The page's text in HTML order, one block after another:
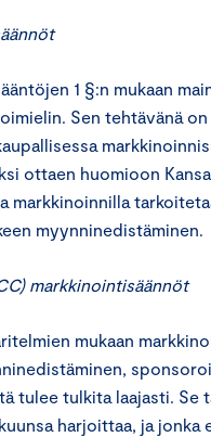
1 §:n mukaan
Sen tehtävänä
ottaen huomioon
markkinoinnilla
myynninedistäminen.
markkinointisäännöt
mukaan
tulee tulkita laajasti. Se
harjoittaa, ja jonka